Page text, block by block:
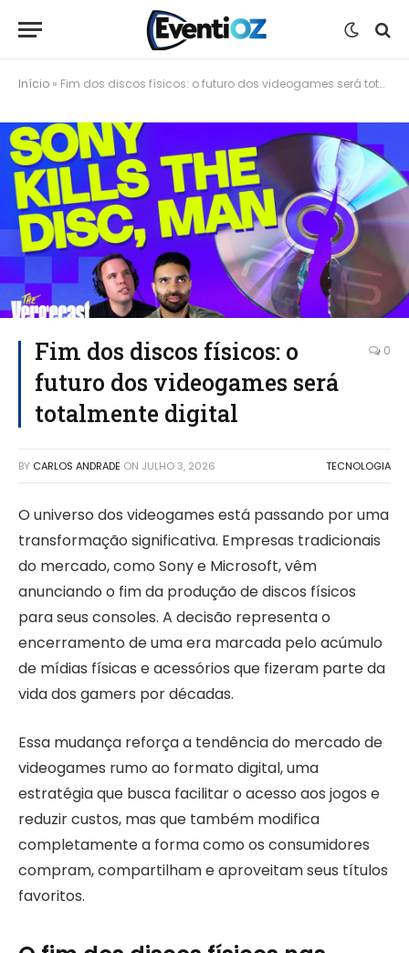
Início » Fim dos discos físicos: o futuro dos videogames será totalmente digital
Fim dos discos físicos: o
futuro dos videogames será
totalmente digital
0
BY CARLOS ANDRADE ON JULHO 3, 2026 TECNOLOGIA
O universo dos videogames está passando por uma
transformação significativa. Empresas tradicionais
do mercado, como Sony e Microsoft, vêm
anunciando o fim da produção de discos físicos
para seus consoles. A decisão representa o
encerramento de uma era marcada pelo acúmulo
de mídias físicas e acessórios que fizeram parte da
vida dos gamers por décadas.
Essa mudança reforça a tendência do mercado de
videogames rumo ao formato digital, uma
estratégia que busca facilitar o acesso aos jogos e
reduzir custos, mas que também modifica
completamente a forma como os consumidores
compram, compartilham e aproveitam seus títulos
favoritos.